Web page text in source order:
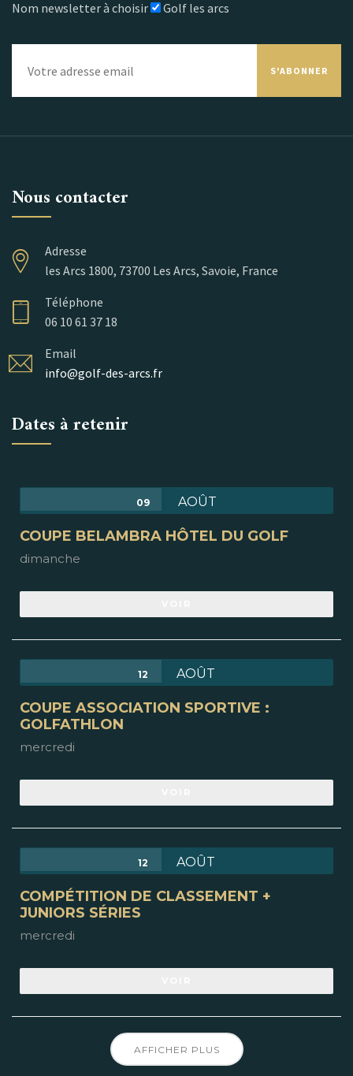
Nom newsletter à choisir Golf les arcs
S'ABONNER
Nous contacter
Adresse
les Arcs 1800, 73700 Les Arcs, Savoie, France
Téléphone
06 10 61 37 18
Email
info@golf-des-arcs.fr
Dates à retenir
09 AOÛT
COUPE BELAMBRA HÔTEL DU GOLF
dimanche
12 AOÛT
COUPE ASSOCIATION SPORTIVE :
GOLFATHLON
mercredi
12 AOÛT
COMPÉTITION DE CLASSEMENT +
JUNIORS SÉRIES
mercredi
AFFICHER PLUS